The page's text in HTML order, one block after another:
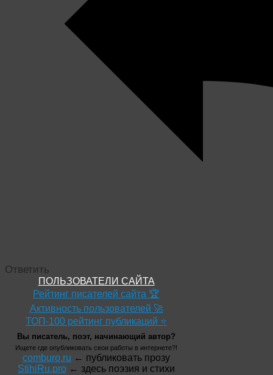
Ответить
ПОЛЬЗОВАТЕЛИ САЙТА
Рейтинг писателей сайта 🏆
Активность пользователей 🚀
ТОП-100 рейтинг публикаций ⭐
Вы писатель, поэт, начинающий автор?
Ищете где опубликовать свои работы в интернете?!
comburo.ru ← публиковать прозу
StihiRu.pro ← здесь поэзия и стихи